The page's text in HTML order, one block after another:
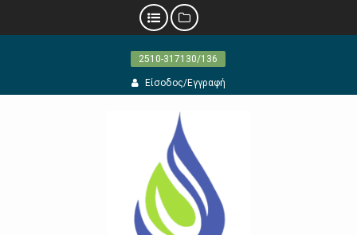
2510-317130/136
Είσοδος/Εγγραφή